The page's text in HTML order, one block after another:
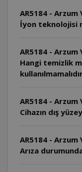
AR5184 -
İyon teknolojisi
AR5184 -
Hangi temizlik
AR5184 -
Cihazın dış
AR5184 -
Arıza